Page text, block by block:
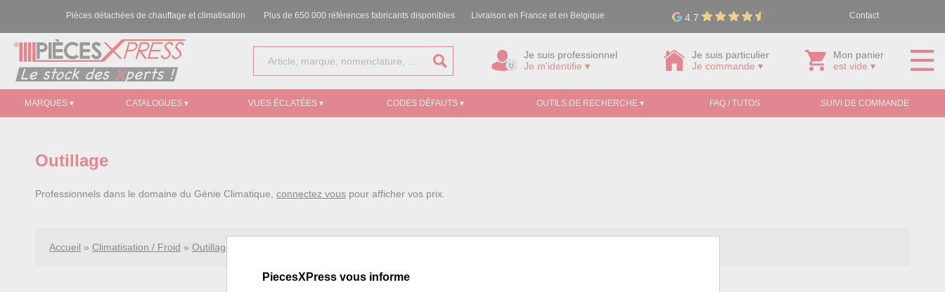
Pièces détachées de chauffage et climatisation Plus de 650 000 références fabricants disponibles Livraison en France et en Belgique 4.7 Contact
Je suis professionnel
Je m'identifie ▾
Je suis particulier
Je commande ▾
Mon panier
est vide ▾
MARQUES ▾ CATALOGUES ▾ VUES ÉCLATÉES ▾ CODES DÉFAUTS ▾ OUTILS DE RECHERCHE ▾ FAQ / TUTOS SUIVI DE COMMANDE
Outillage
Professionnels dans le domaine du Génie Climatique, connectez vous pour afficher vos prix.
Accueil » Climatisation / Froid » Outillage
PiecesXPress vous informe